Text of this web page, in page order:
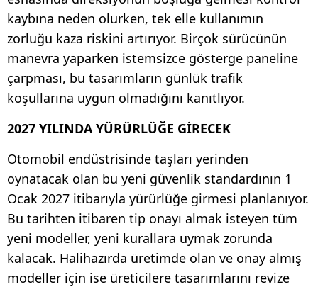
kaybına neden olurken, tek elle kullanımın
zorluğu kaza riskini artırıyor. Birçok sürücünün
manevra yaparken istemsizce gösterge paneline
çarpması, bu tasarımların günlük trafik
koşullarına uygun olmadığını kanıtlıyor.
2027 YILINDA YÜRÜRLÜĞE GİRECEK
Otomobil endüstrisinde taşları yerinden
oynatacak olan bu yeni güvenlik standardının 1
Ocak 2027 itibarıyla yürürlüğe girmesi planlanıyor.
Bu tarihten itibaren tip onayı almak isteyen tüm
yeni modeller, yeni kurallara uymak zorunda
kalacak. Halihazırda üretimde olan ve onay almış
modeller için ise üreticilere tasarımlarını revize